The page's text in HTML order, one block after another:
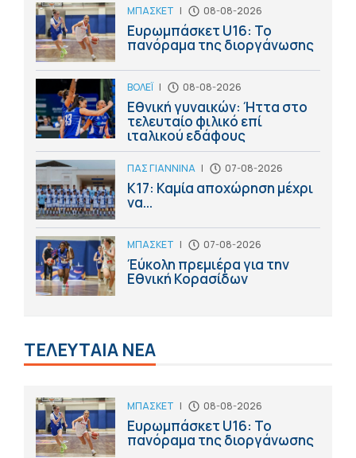
ΜΠΑΣΚΕΤ | 08-08-2026
Ευρωμπάσκετ U16: Το
πανόραμα της διοργάνωσης
ΒΟΛΕΪ | 08-08-2026
Εθνική γυναικών: Ήττα στο
τελευταίο φιλικό επί
ιταλικού εδάφους
ΠΑΣ ΓΙΑΝΝΙΝΑ | 07-08-2026
Κ17: Καμία αποχώρηση μέχρι
να...
ΜΠΑΣΚΕΤ | 07-08-2026
Έύκολη πρεμιέρα για την
Εθνική Κορασίδων
ΤΕΛΕΥΤΑΙΑ ΝΕΑ
ΜΠΑΣΚΕΤ | 08-08-2026
Ευρωμπάσκετ U16: Το
πανόραμα της διοργάνωσης